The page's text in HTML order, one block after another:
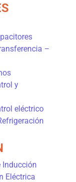
–
y
eléctrico
Inducción
Eléctrica